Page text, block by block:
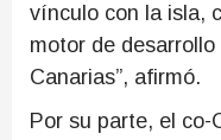
vínculo con la isla,
motor de
Canarias”, afirmó.
Por su parte, el co-